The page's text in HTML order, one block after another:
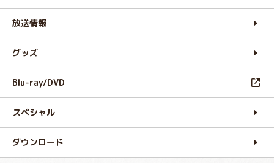
放送情報
グッズ
Blu-ray/DVD
スペシャル
ダウンロード